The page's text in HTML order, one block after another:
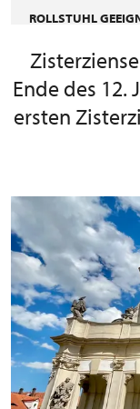
ROLLSTUHL
Ende des
ersten